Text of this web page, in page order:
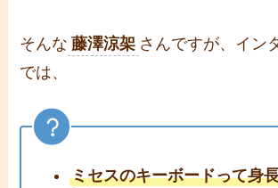
そんな 藤澤涼架 さんですが、イン
では、
ミセスのキーボードって身